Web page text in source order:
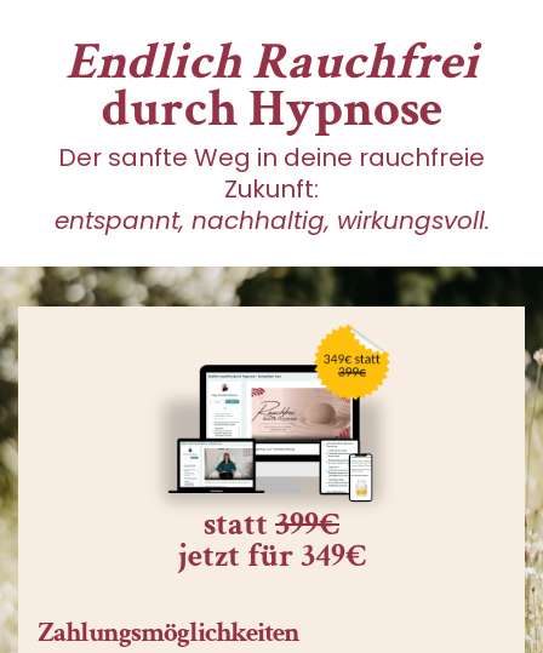
Endlich Rauchfrei
durch Hypnose
Der sanfte Weg in deine rauchfreie
Zukunft:
entspannt, nachhaltig, wirkungsvoll.
statt 399€
jetzt für 349€
Zahlungsmöglichkeiten